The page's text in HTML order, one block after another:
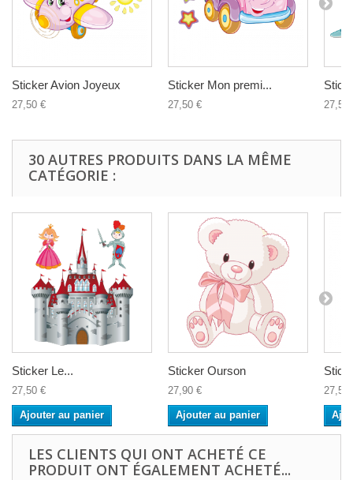
Sticker Avion Joyeux
27,50 €
Sticker Mon premi...
27,50 € 27,50
30 AUTRES PRODUITS DANS LA MÊME
CATÉGORIE :
Sticker Le...
27,50 €
Ajouter au panier
Sticker Ourson
27,90 €
Ajouter au panier
27,50
LES CLIENTS QUI ONT ACHETÉ CE
PRODUIT ONT ÉGALEMENT ACHETÉ...